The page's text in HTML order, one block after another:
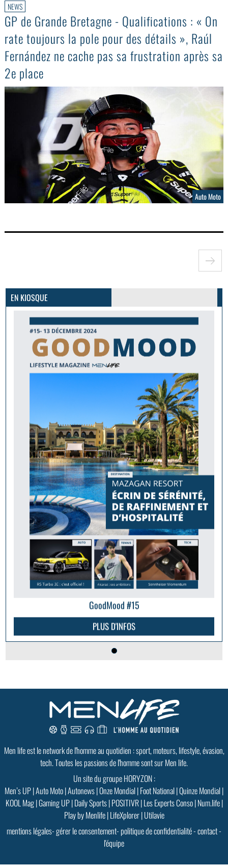
NEWS
GP de Grande Bretagne - Qualifications : « On
rate toujours la pole pour des détails », Raúl
Fernández ne cache pas sa frustration après sa
2e place
Auto Moto
EN KIOSQUE PLUS D'INFOS
GoodMood #15
PLUS D'INFOS
Men life est le network de l'homme au quotidien : sport, moteurs, lifestyle, évasion,
tech. Toutes les passions de l'homme sont sur Men life.
Un site du groupe HORYZON :
Men’s UP|Auto Moto|Autonews|Onze Mondial|Foot National|Quinze Mondial|
KOOL Mag|Gaming UP|Daily Sports|POSITIVR|Les Experts Conso|Num.life|
Play by Menlife|LifeXplorer|Utilavie
mentions légales-gérer le consentement-politique de confidentialité-contact-
l'équipe